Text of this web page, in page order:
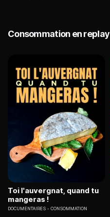
Consommation en replay
Toi l'auvergnat, quand tu
mangeras !
DOCUMENTAIRES CONSOMMATION